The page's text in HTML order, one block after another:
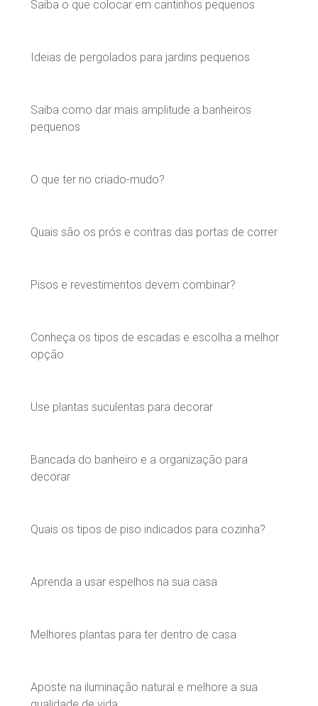
Saiba o que colocar em cantinhos pequenos
Ideias de pergolados para jardins pequenos
Saiba como dar mais amplitude a banheiros
pequenos
O que ter no criado-mudo?
Quais são os prós e contras das portas de correr
Pisos e revestimentos devem combinar?
Conheça os tipos de escadas e escolha a melhor
opção
Use plantas suculentas para decorar
Bancada do banheiro e a organização para
decorar
Quais os tipos de piso indicados para cozinha?
Aprenda a usar espelhos na sua casa
Melhores plantas para ter dentro de casa
Aposte na iluminação natural e melhore a sua